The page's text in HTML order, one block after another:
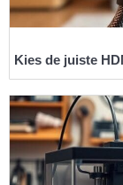
Kies de juiste